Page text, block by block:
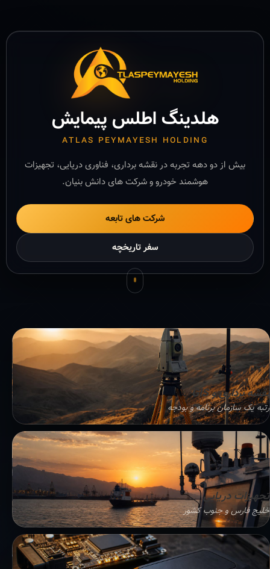
هلدینگ اطلس پیمایش
ATLAS PEYMAYESH HOLDING
بیش از دو دهه تجربه در نقشه برداری، فناوری دریایی، تجهیزات
هوشمند خودرو و شرکت های دانش بنیان.
شرکت های تابعه
سفر تاریخچه
نقشه برداری و GIS
رتبه یک سازمان برنامه و بودجه
تجهیزات دریایی
خلیج فارس و جنوب کشور